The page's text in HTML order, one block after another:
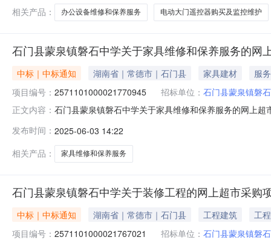
相关产品：
办公设备维修和保养服务 电动大门遥控器购买及监控维护
石门县蒙泉镇磐石中学关于家具维修和保养服务的网
中标｜中标通知 湖南省｜常德市｜石门县 家具建材
服务
项目编号： 2571101000021770945 招标单位： 石门县蒙泉镇磐
正文内容： 石门县蒙泉镇磐石中学关于家具维修和保养服务的网上
目所在行政区划名称:湖南省常德市石门县报价起止时间
发布时间： 2025-06-03 14:22
相关产品：
家具维修和保养服务
石门县蒙泉镇磐石中学关于装修工程的网上超市采购
中标｜中标通知 湖南省｜常德市｜石门县 工程建筑
工程
项目编号： 2571101000021767021 招标单位： 石门县蒙泉镇磐